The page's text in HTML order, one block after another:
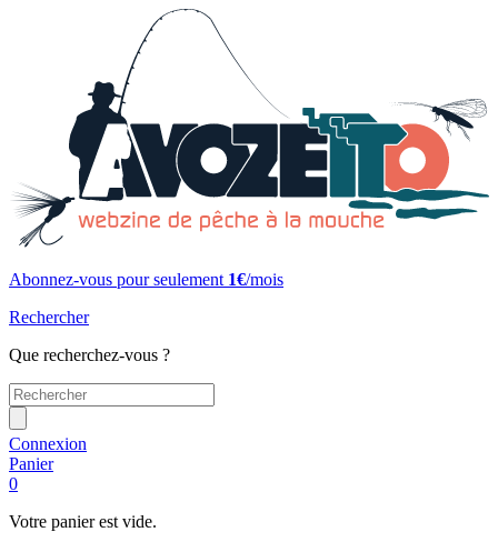
Abonnez-vous pour seulement 1€/mois
Rechercher
Que recherchez-vous ?
Connexion
Panier
0
Votre panier est vide.